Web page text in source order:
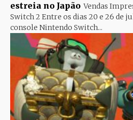
estreia no Japão Vendas
Switch 2 Entre os dias 20 e 26 de
console Nintendo Switch...